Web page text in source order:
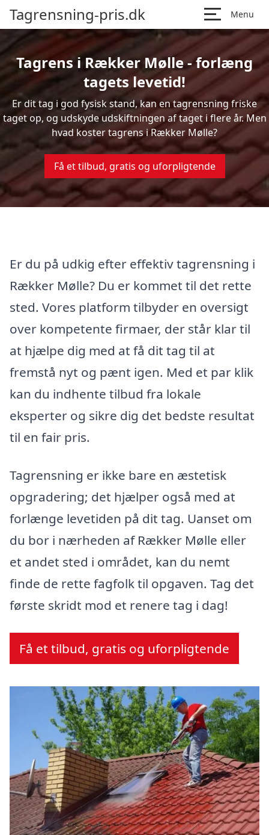
Tagrensning-pris.dk Menu
Tagrens i Rækker Mølle - forlæng
tagets levetid!
Er dit tag i god fysisk stand, kan en tagrensning friske
taget op, og udskyde udskiftningen af taget i flere år. Men
hvad koster tagrens i Rækker Mølle?
Få et tilbud, gratis og uforpligtende
Er du på udkig efter effektiv tagrensning i
Rækker Mølle? Du er kommet til det rette
sted. Vores platform tilbyder en oversigt
over kompetente firmaer, der står klar til
at hjælpe dig med at få dit tag til at
fremstå nyt og pænt igen. Med et par klik
kan du indhente tilbud fra lokale
eksperter og sikre dig det bedste resultat
til en fair pris.
Tagrensning er ikke bare en æstetisk
opgradering; det hjælper også med at
forlænge levetiden på dit tag. Uanset om
du bor i nærheden af Rækker Mølle eller
et andet sted i området, kan du nemt
finde de rette fagfolk til opgaven. Tag det
første skridt mod et renere tag i dag!
Få et tilbud, gratis og uforpligtende